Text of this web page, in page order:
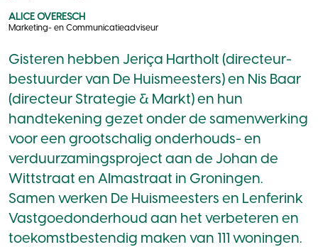
ALICE OVERESCH
Marketing- en Communicatieadviseur
Gisteren hebben Jeriça Hartholt (directeur-
bestuurder van De Huismeesters) en Nis Baar
(directeur Strategie & Markt) en hun
handtekening gezet onder de samenwerking
voor een grootschalig onderhouds- en
verduurzamingsproject aan de Johan de
Wittstraat en Almastraat in Groningen.
Samen werken De Huismeesters en Lenferink
Vastgoedonderhoud aan het verbeteren en
toekomstbestendig maken van 111 woningen.